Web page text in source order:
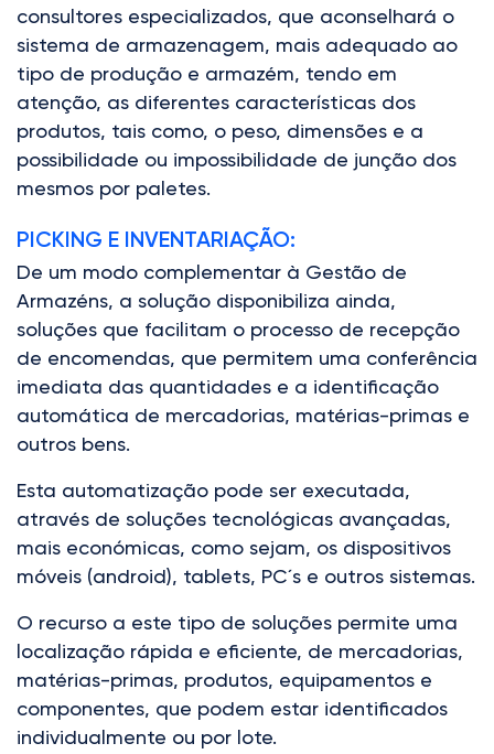
consultores especializados, que aconselhará o
sistema de armazenagem, mais adequado ao
tipo de produção e armazém, tendo em
atenção, as diferentes características dos
produtos, tais como, o peso, dimensões e a
possibilidade ou impossibilidade de junção dos
mesmos por paletes.
PICKING E INVENTARIAÇÃO:
De um modo complementar à Gestão de
Armazéns, a solução disponibiliza ainda,
soluções que facilitam o processo de recepção
de encomendas, que permitem uma conferência
imediata das quantidades e a identificação
automática de mercadorias, matérias-primas e
outros bens.
Esta automatização pode ser executada,
através de soluções tecnológicas avançadas,
mais económicas, como sejam, os dispositivos
móveis (android), tablets, PC´s e outros sistemas.
O recurso a este tipo de soluções permite uma
localização rápida e eficiente, de mercadorias,
matérias-primas, produtos, equipamentos e
componentes, que podem estar identificados
individualmente ou por lote.